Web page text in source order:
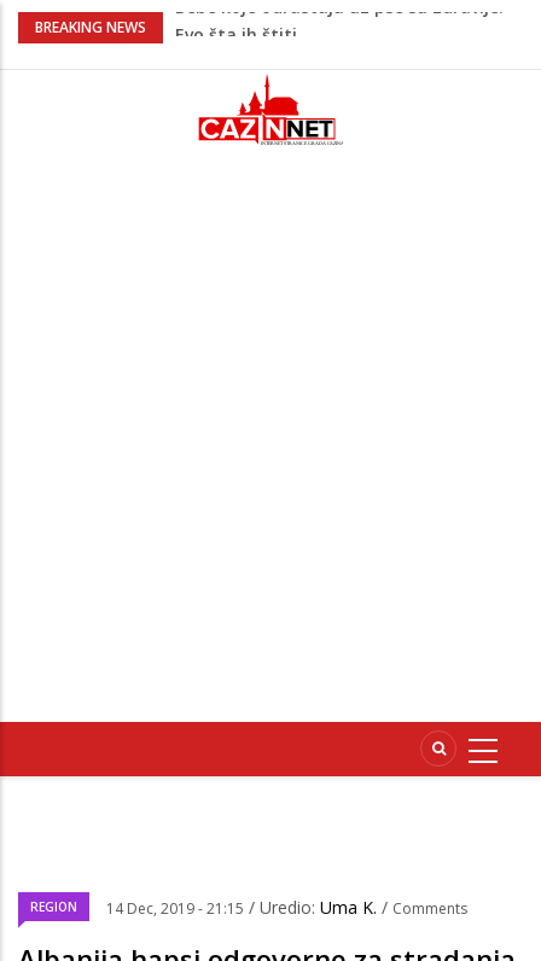
BREAKING NEWS
Krenuo u BiH sa 20 kilograma droge:
Juventus igra protiv Intera, Spaleti
razočarao navijače iz BiH
Užas: Uhapšen Italijan (45) kako
REGION 14 Dec, 2019 - 21:15 / Uredio: Uma K. / Comments